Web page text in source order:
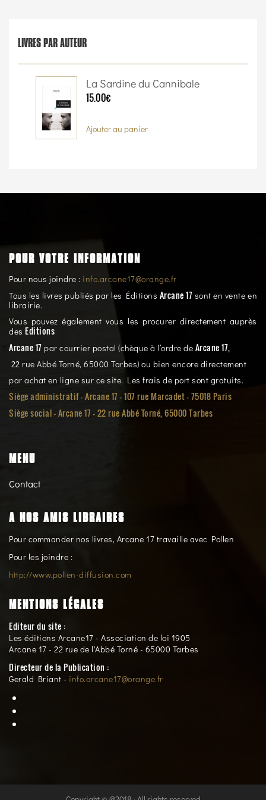
LIVRES PAR AUTEUR
La Sardine du Cannibale
15.00€
Ajouter au panier
POUR VOTRE INFORMATION
Pour nous joindre : info.arcane17@orange.fr
Tous les livres publiés par les Éditions Arcane 17 sont en vente en
librairie.
Vous pouvez également vous les procurer directement auprès
des Editions
Arcane 17 par courrier postal (chèque à l’ordre de Arcane 17,
22 rue Abbé Torné, 65000 Tarbes) ou bien encore directement
par achat en ligne sur ce site. Les frais de port sont gratuits.
Siège administratif - Arcane 17 - 107 rue Marcadet - 75018 Paris
Siège social -Arcane 17 - 22 rue Abbé Torné, 65000 Tarbes
MENU
Contact
A NOS AMIS LIBRAIRES
Pour commander nos livres, Arcane 17 travaille avec Pollen
Pour les joindre :
http://www.pollen-diffusion.com
MENTIONS LÉGALES
Editeur du site :
Les éditions Arcane17 - Association de loi 1905
Arcane 17 - 22 rue de l'Abbé Torné - 65000 Tarbes
Directeur de la Publication :
Gerald Briant - info.arcane17@orange.fr